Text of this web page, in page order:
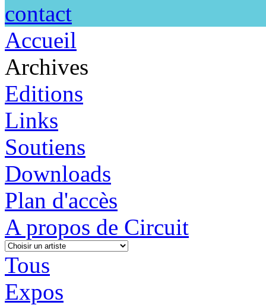
contact
Accueil
Archives
Editions
Links
Soutiens
Downloads
Plan d'accès
A propos de Circuit
Tous
Expos